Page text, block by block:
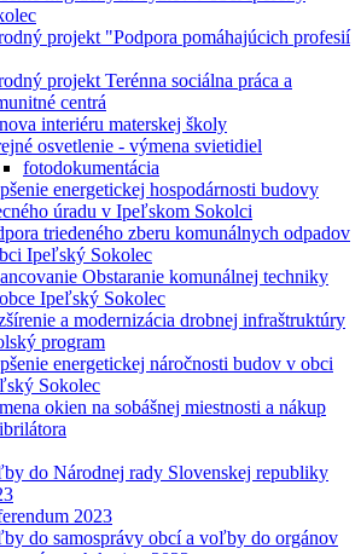
projekt "Podpora pomáhajúcich profesií
projekt Terénna sociálna práca a
centrá
interiéru materskej školy
osvetlenie - výmena svietidiel
fotodokumentácia
energetickej hospodárnosti budovy
úradu v Ipeľskom Sokolci
triedeného zberu komunálnych odpadov
Ipeľský Sokolec
Obstaranie komunálnej techniky
Ipeľský Sokolec
a modernizácia drobnej infraštruktúry
program
energetickej náročnosti budov v obci
Sokolec
okien na sobášnej miestnosti a nákup
do Národnej rady Slovenskej republiky
2023
do samosprávy obcí a voľby do orgánov